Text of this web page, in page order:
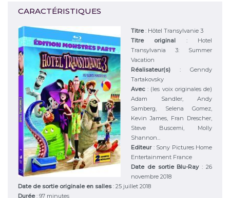
CARACTÉRISTIQUES
Titre: Hôtel Transylvanie 3
Titre original : Hotel
Transylvania 3: Summer
Vacation
Réalisateur(s) : Genndy
Tartakovsky
Avec: (les voix originales de)
Adam Sandler, Andy
Samberg, Selena Gomez,
Kevin James, Fran Drescher,
Steve Buscemi, Molly
Shannon...
Editeur : Sony Pictures Home
Entertainment France
Date de sortie Blu-Ray: 26
novembre 2018
Date de sortie originale en salles: 25 juillet 2018
Durée: 97 minutes